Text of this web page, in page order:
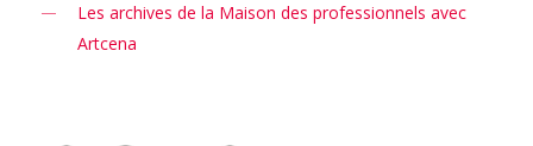
Les archives de la Maison des professionnels avec
Artcena